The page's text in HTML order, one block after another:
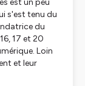
est un peu
s'est tenu du
du
17 et 20
Loin
et leur